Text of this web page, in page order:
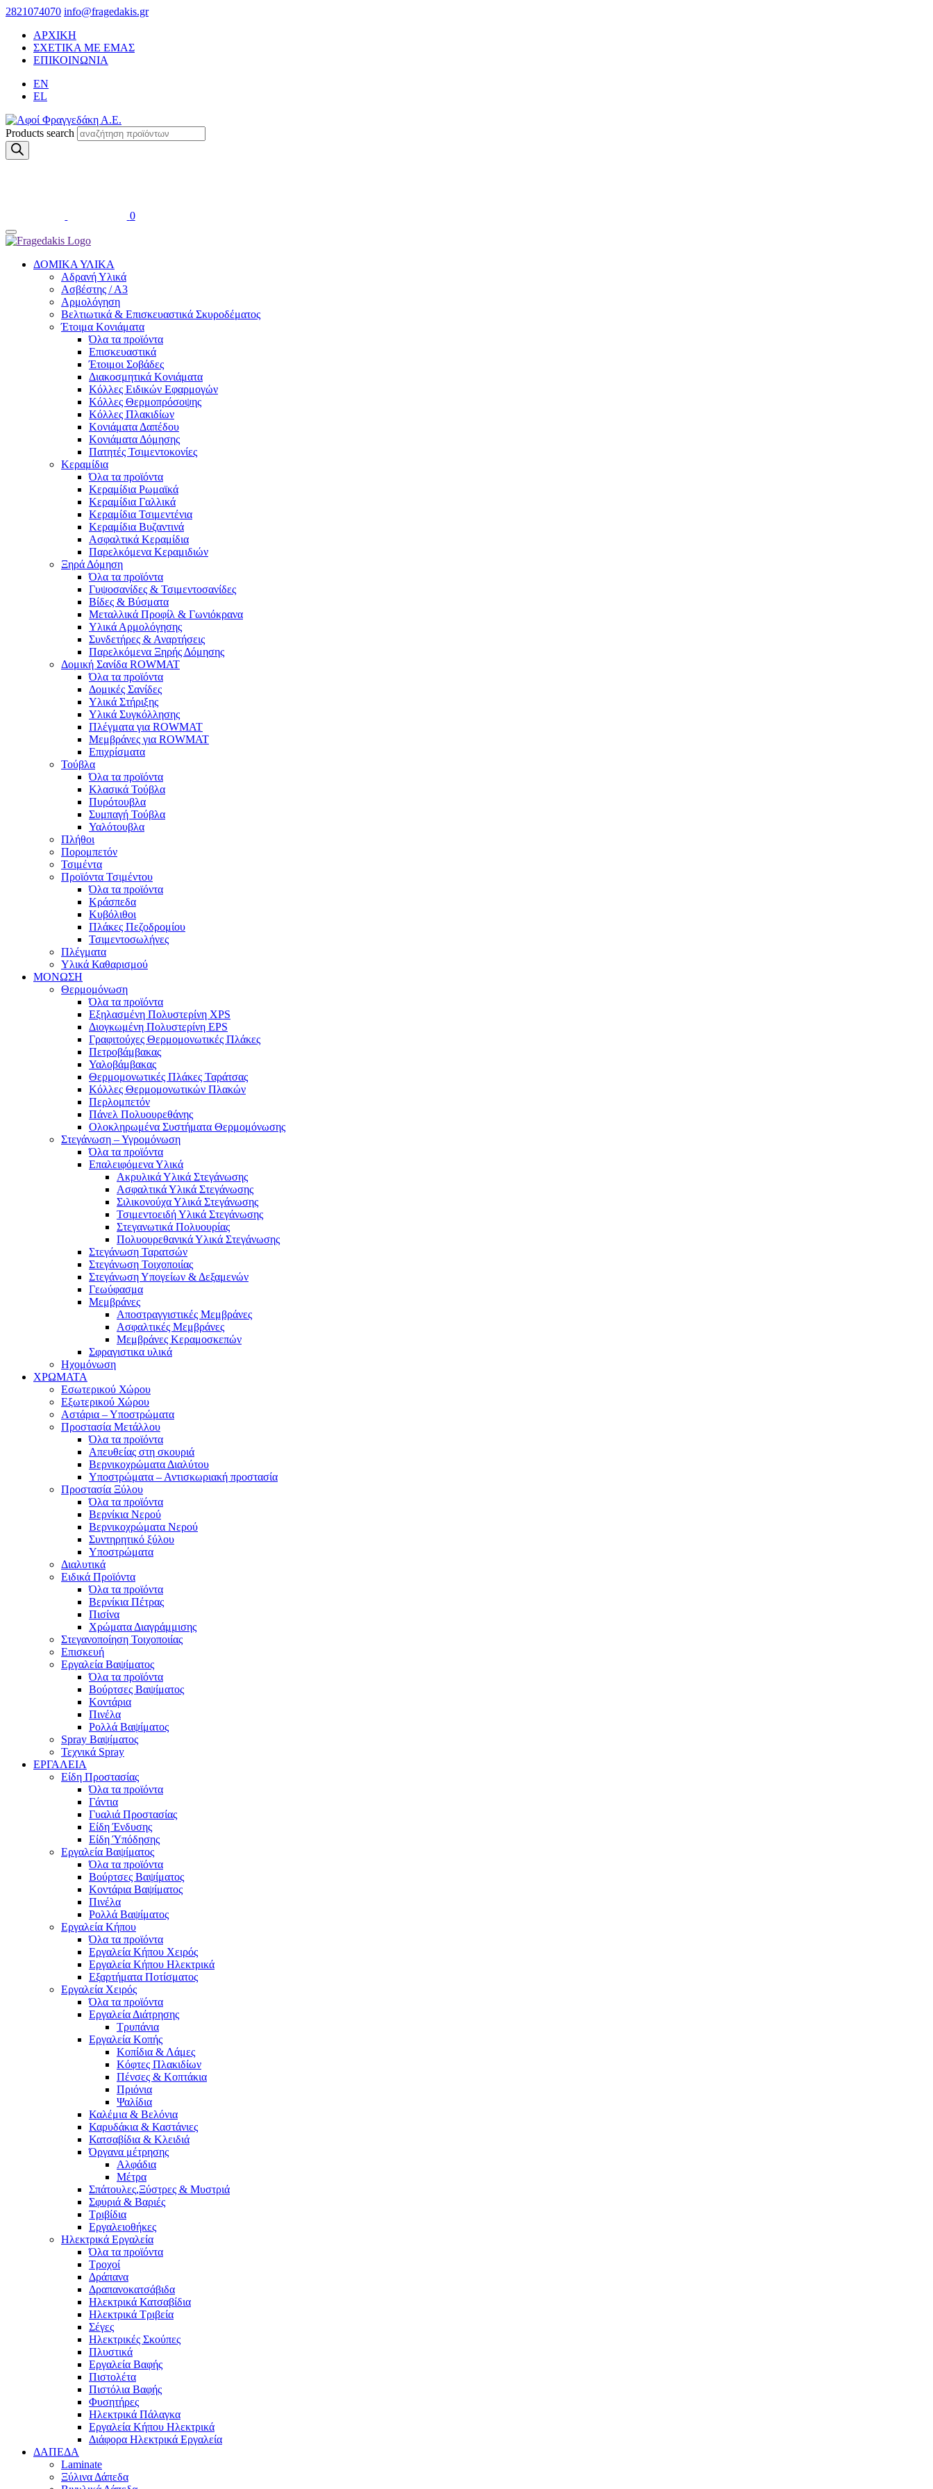
2821074070 info@fragedakis.gr
ΑΡΧΙΚΗ
ΣΧΕΤΙΚΑ ΜΕ ΕΜΑΣ
ΕΠΙΚΟΙΝΩΝΙΑ
EN
EL
Products search
0
ΔΟΜΙΚΑ ΥΛΙΚΑ
Αδρανή Υλικά
Ασβέστης / Α3
Αρμολόγηση
Βελτιωτικά & Επισκευαστικά Σκυροδέματος
Έτοιμα Κονιάματα
Όλα τα προϊόντα
Επισκευαστικά
Έτοιμοι Σοβάδες
Διακοσμητικά Κονιάματα
Κόλλες Ειδικών Εφαρμογών
Κόλλες Θερμοπρόσοψης
Κόλλες Πλακιδίων
Κονιάματα Δαπέδου
Κονιάματα Δόμησης
Πατητές Τσιμεντοκονίες
Κεραμίδια
Όλα τα προϊόντα
Κεραμίδια Ρωμαϊκά
Κεραμίδια Γαλλικά
Κεραμίδια Τσιμεντένια
Κεραμίδια Βυζαντινά
Ασφαλτικά Κεραμίδια
Παρελκόμενα Κεραμιδιών
Ξηρά Δόμηση
Όλα τα προϊόντα
Γυψοσανίδες & Τσιμεντοσανίδες
Βίδες & Βύσματα
Μεταλλικά Προφίλ & Γωνιόκρανα
Υλικά Αρμολόγησης
Συνδετήρες & Αναρτήσεις
Παρελκόμενα Ξηρής Δόμησης
Δομική Σανίδα ROWMAT
Όλα τα προϊόντα
Δομικές Σανίδες
Υλικά Στήριξης
Υλικά Συγκόλλησης
Πλέγματα για ROWMAT
Μεμβράνες για ROWMAT
Επιχρίσματα
Τούβλα
Όλα τα προϊόντα
Κλασικά Τούβλα
Πυρότουβλα
Συμπαγή Τούβλα
Υαλότουβλα
Πλήθοι
Πορομπετόν
Τσιμέντα
Προϊόντα Τσιμέντου
Όλα τα προϊόντα
Κράσπεδα
Κυβόλιθοι
Πλάκες Πεζοδρομίου
Τσιμεντοσωλήνες
Πλέγματα
Υλικά Καθαρισμού
ΜΟΝΩΣΗ
Θερμομόνωση
Όλα τα προϊόντα
Εξηλασμένη Πολυστερίνη XPS
Διογκωμένη Πολυστερίνη EPS
Γραφιτούχες Θερμομονωτικές Πλάκες
Πετροβάμβακας
Υαλοβάμβακας
Θερμομονωτικές Πλάκες Ταράτσας
Κόλλες Θερμομονωτικών Πλακών
Περλομπετόν
Πάνελ Πολυουρεθάνης
Ολοκληρωμένα Συστήματα Θερμομόνωσης
Στεγάνωση – Υγρομόνωση
Όλα τα προϊόντα
Επαλειφόμενα Υλικά
Ακρυλικά Υλικά Στεγάνωσης
Ασφαλτικά Υλικά Στεγάνωσης
Σιλικονούχα Υλικά Στεγάνωσης
Τσιμεντοειδή Υλικά Στεγάνωσης
Στεγανωτικά Πολυουρίας
Πολυουρεθανικά Υλικά Στεγάνωσης
Στεγάνωση Ταρατσών
Στεγάνωση Τοιχοποιίας
Στεγάνωση Υπογείων & Δεξαμενών
Γεωύφασμα
Μεμβράνες
Αποστραγγιστικές Μεμβράνες
Ασφαλτικές Μεμβράνες
Μεμβράνες Κεραμοσκεπών
Σφραγιστικα υλικά
Ηχομόνωση
ΧΡΩΜΑΤΑ
Εσωτερικού Χώρου
Εξωτερικού Χώρου
Αστάρια – Υποστρώματα
Προστασία Μετάλλου
Όλα τα προϊόντα
Απευθείας στη σκουριά
Βερνικοχρώματα Διαλύτου
Υποστρώματα – Αντισκωριακή προστασία
Προστασία Ξύλου
Όλα τα προϊόντα
Βερνίκια Νερού
Βερνικοχρώματα Νερού
Συντηρητικό ξύλου
Υποστρώματα
Διαλυτικά
Ειδικά Προϊόντα
Όλα τα προϊόντα
Βερνίκια Πέτρας
Πισίνα
Χρώματα Διαγράμμισης
Στεγανοποίηση Τοιχοποιίας
Επισκευή
Εργαλεία Βαψίματος
Όλα τα προϊόντα
Βούρτσες Βαψίματος
Κοντάρια
Πινέλα
Ρολλά Βαψίματος
Spray Βαψίματος
Τεχνικά Spray
ΕΡΓΑΛΕΙΑ
Είδη Προστασίας
Όλα τα προϊόντα
Γάντια
Γυαλιά Προστασίας
Είδη Ένδυσης
Είδη Ύπόδησης
Εργαλεία Βαψίματος
Όλα τα προϊόντα
Βούρτσες Βαψίματος
Κοντάρια Βαψίματος
Πινέλα
Ρολλά Βαψίματος
Εργαλεία Κήπου
Όλα τα προϊόντα
Εργαλεία Κήπου Χειρός
Εργαλεία Κήπου Ηλεκτρικά
Εξαρτήματα Ποτίσματος
Εργαλεία Χειρός
Όλα τα προϊόντα
Εργαλεία Διάτρησης
Τρυπάνια
Εργαλεία Κοπής
Κοπίδια & Λάμες
Κόφτες Πλακιδίων
Πένσες & Κοπτάκια
Πριόνια
Ψαλίδια
Καλέμια & Βελόνια
Καρυδάκια & Καστάνιες
Κατσαβίδια & Κλειδιά
Όργανα μέτρησης
Αλφάδια
Μέτρα
Σπάτουλες,Ξύστρες & Μυστριά
Σφυριά & Βαριές
Τριβίδια
Εργαλειοθήκες
Ηλεκτρικά Εργαλεία
Όλα τα προϊόντα
Τροχοί
Δράπανα
Δραπανοκατσάβιδα
Ηλεκτρικά Κατσαβίδια
Ηλεκτρικά Τριβεία
Σέγες
Ηλεκτρικές Σκούπες
Πλυστικά
Εργαλεία Βαφής
Πιστολέτα
Πιστόλια Βαφής
Φυσητήρες
Ηλεκτρικά Πάλαγκα
Εργαλεία Κήπου Ηλεκτρικά
Διάφορα Ηλεκτρικά Εργαλεία
ΔΑΠΕΔΑ
Laminate
Ξύλινα Δάπεδα